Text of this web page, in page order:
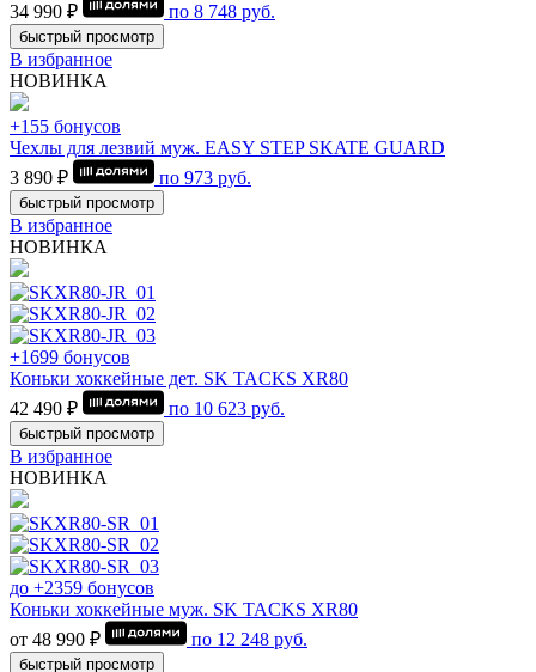
34 990 ₽
по 8 748 руб.
быстрый просмотр
В избранное
НОВИНКА
+155 бонусов
Чехлы для лезвий муж. EASY STEP SKATE GUARD
3 890 ₽
по 973 руб.
быстрый просмотр
В избранное
НОВИНКА
+1699 бонусов
Коньки хоккейные дет. SK TACKS XR80
42 490 ₽
по 10 623 руб.
быстрый просмотр
В избранное
НОВИНКА
до +2359 бонусов
Коньки хоккейные муж. SK TACKS XR80
от 48 990 ₽
по 12 248 руб.
быстрый просмотр